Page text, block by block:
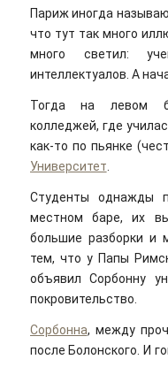
Париж иногда
что тут так много
много светил:
интеллектуалов. А
Тогда на левом
колледжей, где
как-то по пьянке
Университет.
Студенты однажды
местном баре, их
большие разборки и
тем, что у Папы
объявил Сорбонну
покровительство.
Сорбонна, между
после Болонского. И